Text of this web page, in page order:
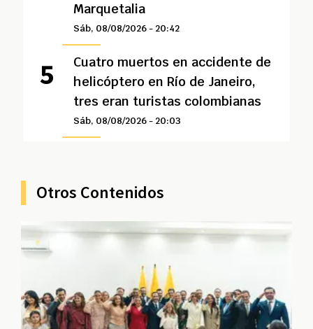
Marquetalia
Sáb, 08/08/2026 - 20:42
Cuatro muertos en accidente de
helicóptero en Río de Janeiro,
tres eran turistas colombianas
Sáb, 08/08/2026 - 20:03
Otros Contenidos